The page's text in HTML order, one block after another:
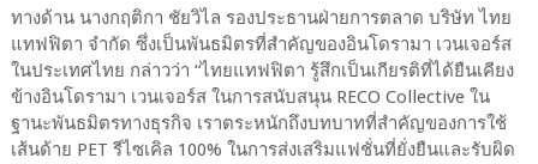
ทางด้าน นางกฤติกา ชัยวิไล รองประธานฝ่ายการตลาด บริษัท ไทย
แทฟฟิตา จำกัด ซึ่งเป็นพันธมิตรที่สำคัญของอินโดรามา เวนเจอร์ส
ในประเทศไทย กล่าวว่า “ไทยแทฟฟิตา รู้สึกเป็นเกียรติที่ได้ยืนเคียง
ข้างอินโดรามา เวนเจอร์ส ในการสนับสนุน RECO Collective ใน
ฐานะพันธมิตรทางธุรกิจ เราตระหนักถึงบทบาทที่สำคัญของการใช้
เส้นด้าย PET รีไซเคิล 100% ในการส่งเสริมแฟชั่นที่ยั่งยืนและรับผิด